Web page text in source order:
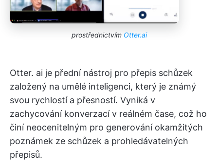
prostřednictvím Otter.ai
Otter. ai je přední nástroj pro přepis schůzek
založený na umělé inteligenci, který je známý
svou rychlostí a přesností. Vyniká v
zachycování konverzací v reálném čase, což ho
činí neocenitelným pro generování okamžitých
poznámek ze schůzek a prohledávatelných
přepisů.